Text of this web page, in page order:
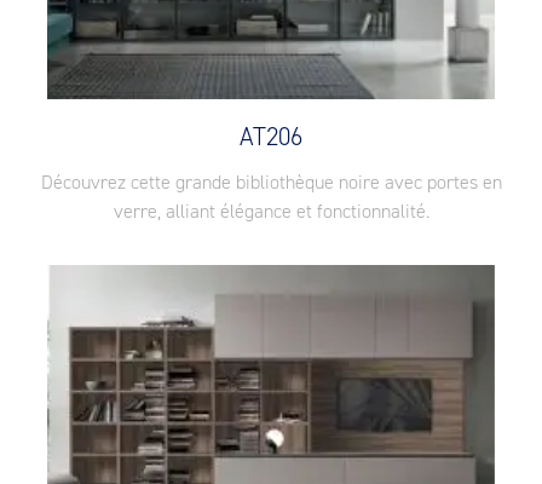
AT206
Découvrez cette grande bibliothèque noire avec portes en
verre, alliant élégance et fonctionnalité.